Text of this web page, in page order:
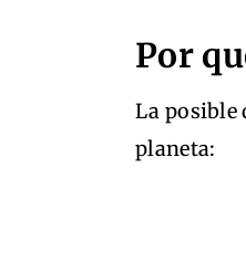
Por
La posible
planeta: